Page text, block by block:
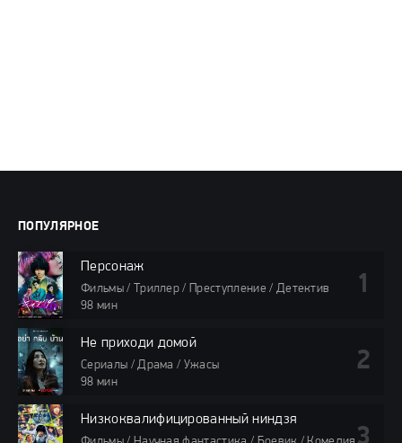
ПОПУЛЯРНОЕ
Персонаж
Фильмы / Триллер / Преступление / Детектив
98 мин
Не приходи домой
Сериалы / Драма / Ужасы
98 мин
Низкоквалифицированный ниндзя